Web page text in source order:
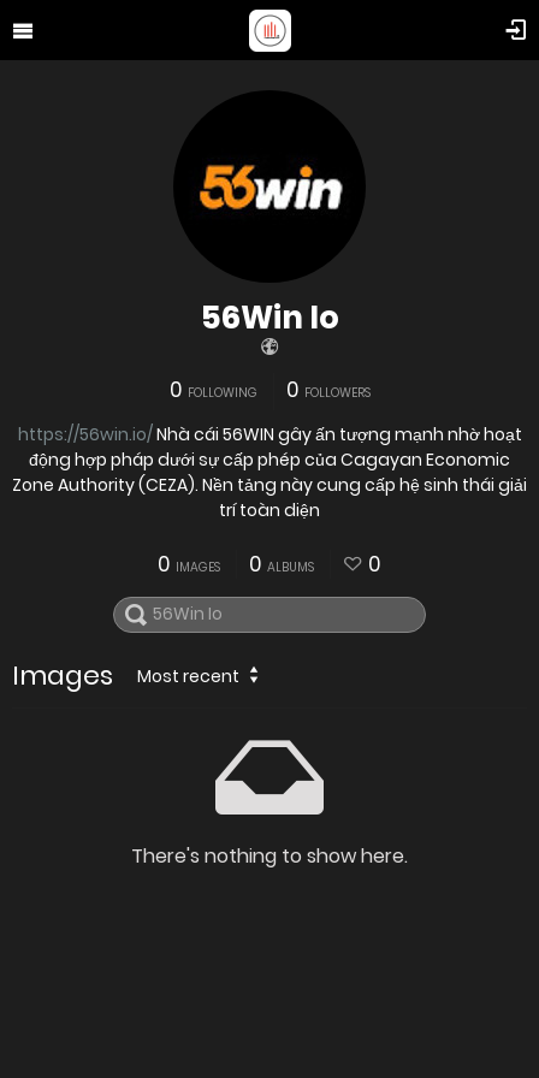
56Win Io
0 FOLLOWING 0 FOLLOWERS
https://56win.io/Nhà cái 56WIN gây ấn tượng mạnh nhờ hoạt
động hợp pháp dưới sự cấp phép của Cagayan Economic
Zone Authority (CEZA). Nền tảng này cung cấp hệ sinh thái giải
trí toàn diện
0 IMAGES 0 ALBUMS 0
Images Most recent
There's nothing to show here.